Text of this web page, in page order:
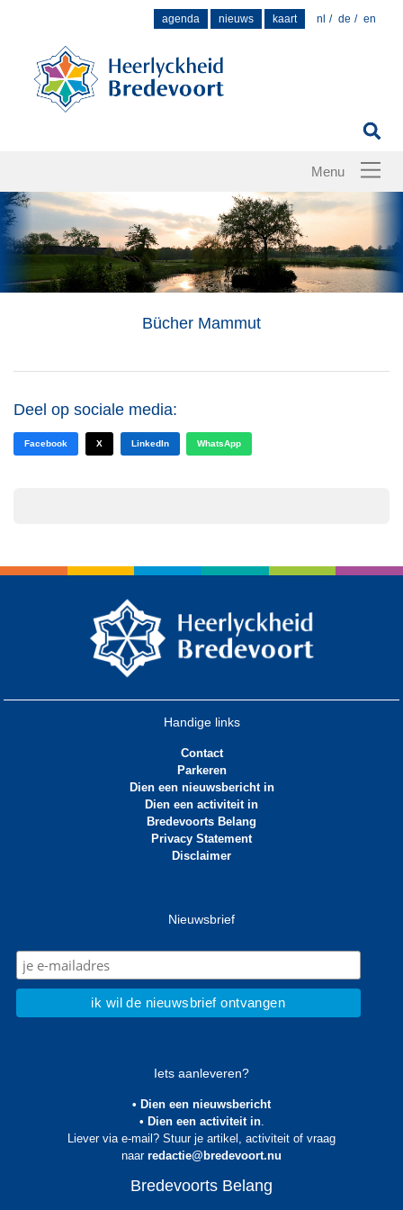
agenda nieuws kaart nl de en
Bücher Mammut
Deel op sociale media:
Facebook X LinkedIn WhatsApp
Handige links
Contact
Parkeren
Dien een nieuwsbericht in
Dien een activiteit in
Bredevoorts Belang
Privacy Statement
Disclaimer
Nieuwsbrief
Iets aanleveren?
• Dien een nieuwsbericht
• Dien een activiteit in.
Liever via e-mail? Stuur je artikel, activiteit of vraag
naar redactie@bredevoort.nu
Bredevoorts Belang